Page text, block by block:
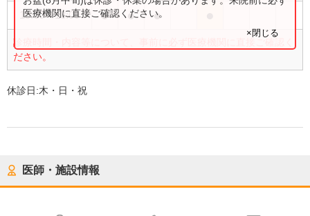
15:00〜18:00 ● ● ●
診療時間・内容等について、事前に必ず医療機関に直接ご確認く
ださい。
医療機関に直接ご確認ください。
×閉じる
休診日:木・日・祝
医師・施設情報